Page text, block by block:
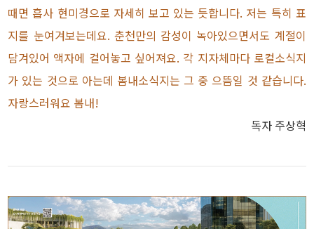
때면 흡사 현미경으로 자세히 보고 있는 듯합니다. 저는 특히 표
지를 눈여겨보는데요. 춘천만의 감성이 녹아있으면서도 계절이
담겨있어 액자에 걸어놓고 싶어져요. 각 지자체마다 로컬소식지
가 있는 것으로 아는데 봄내소식지는 그 중 으뜸일 것 같습니다.
자랑스러워요 봄내!
독자 주상혁